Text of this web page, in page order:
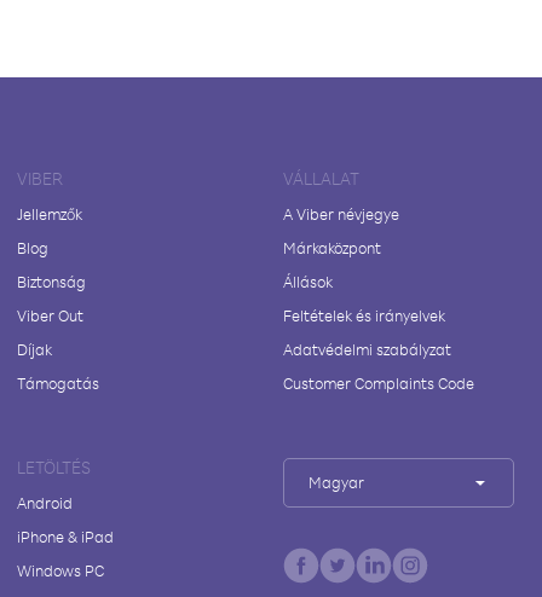
VIBER
Jellemzők
Blog
Biztonság
Viber Out
Díjak
Támogatás
VÁLLALAT
A Viber névjegye
Márkaközpont
Állások
Feltételek és irányelvek
Adatvédelmi szabályzat
Customer Complaints Code
LETÖLTÉS
Android
iPhone & iPad
Windows PC
Magyar